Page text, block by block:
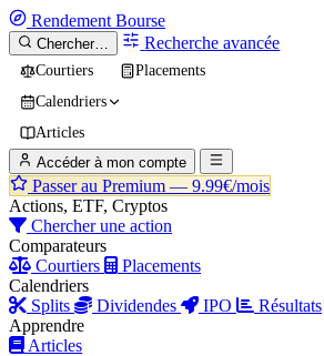
Rendement Bourse
Chercher… Recherche avancée
Courtiers
Placements
Calendriers
Articles
Accéder à mon compte
Passer au Premium — 9.99€/mois
Actions, ETF, Cryptos
Chercher une action
Comparateurs
Courtiers
Placements
Calendriers
Splits
Dividendes IPO
Résultats
Apprendre
Articles